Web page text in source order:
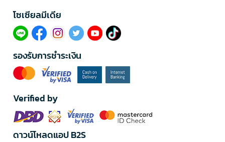
โซเซียลมีเดีย​
รองรับการชำระเงิน
Verified by
ดาวน์โหลดแอป B2S